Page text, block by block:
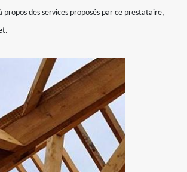
des services proposés par ce prestataire,